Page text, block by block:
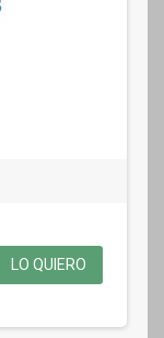
LO QUIERO